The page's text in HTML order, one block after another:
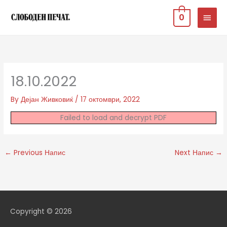
MAIN
0
18.10.2022
ByДејан Живковиќ /17 октомври, 2022
Failed to load and decrypt PDF
← Previous Напис Next Напис →
Copyright © 2026